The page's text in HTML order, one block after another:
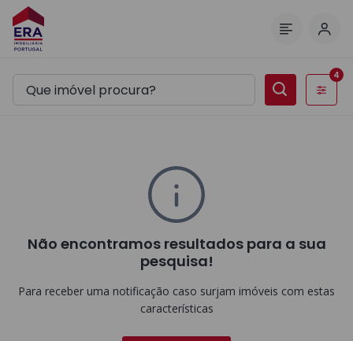
Filtros
4
Não encontramos resultados para a sua
pesquisa!
Para receber uma notificação caso surjam imóveis com estas
características